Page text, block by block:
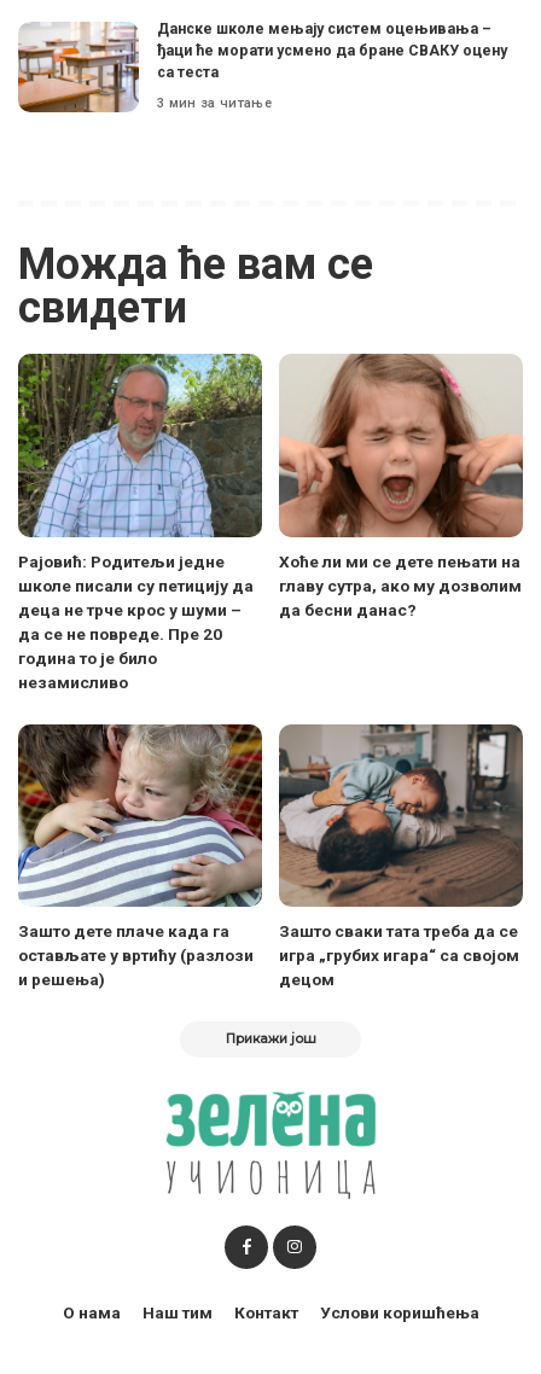
Данске школе мењају систем оцењивања –
ђаци ће морати усмено да бране СВАКУ оцену
са теста
3 мин за читање
Можда ће вам се
свидети
Рајовић: Родитељи једне
школе писали су петицију да
деца не трче крос у шуми –
да се не повреде. Пре 20
година то је било
незамисливо
Хоће ли ми се дете пењати на
главу сутра, ако му дозволим
да бесни данас?
Зашто дете плаче када га
остављате у вртићу (разлози
и решења)
Зашто сваки тата треба да се
игра „грубих игара“ са својом
децом
Прикажи још
О нама Наш тим Контакт Услови коришћења